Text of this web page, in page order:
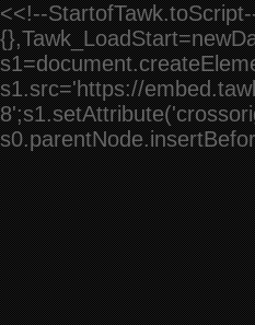
<<!--
s1.src='https://